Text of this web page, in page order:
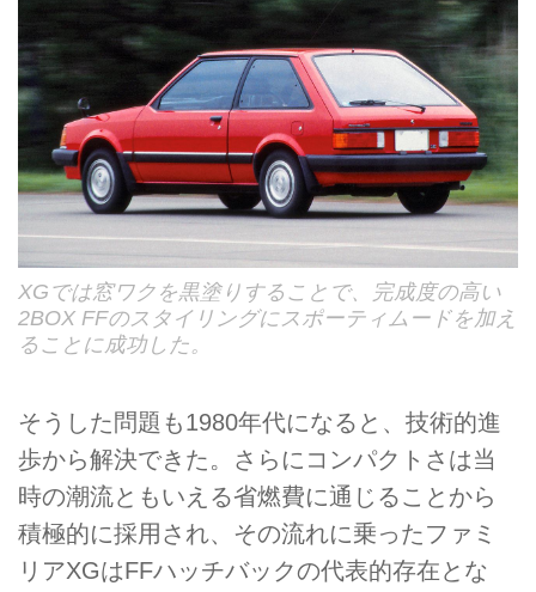
XGでは窓ワクを黒塗りすることで、完成度の高い
2BOX FFのスタイリングにスポーティムードを加え
ることに成功した。
そうした問題も1980年代になると、技術的進
歩から解決できた。さらにコンパクトさは当
時の潮流ともいえる省燃費に通じることから
積極的に採用され、その流れに乗ったファミ
リアXGはFFハッチバックの代表的存在とな